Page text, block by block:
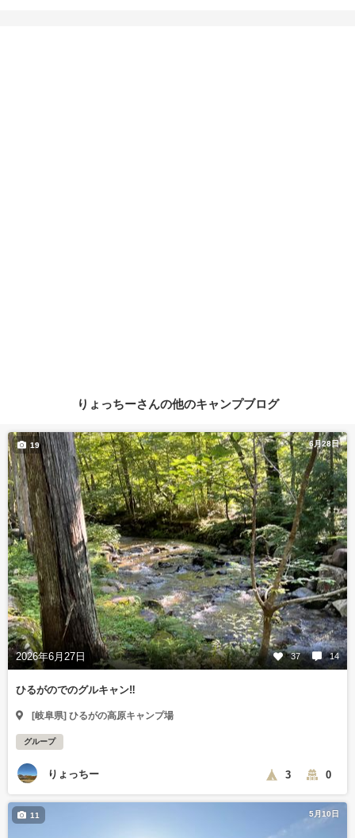
りょっちーさんの他のキャンプブログ
6月28日
2026年6月27日 37 14
19
ひるがのでのグルキャン‼️
[岐阜県] ひるがの高原キャンプ場
グループ
りょっちー 3 0
5月10日
11